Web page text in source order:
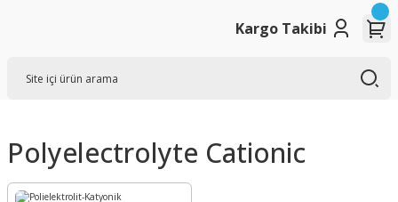
Kargo Takibi
Polyelectrolyte Cationic